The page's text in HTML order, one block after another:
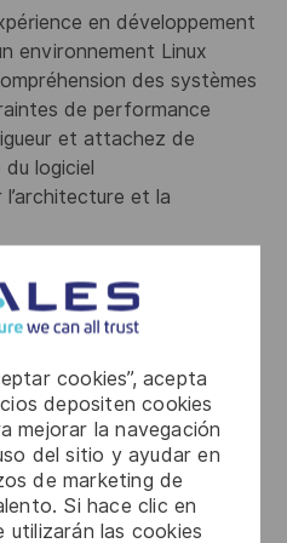
cookies”, acepta
depositen cookies
mejorar la navegación
del sitio y ayudar en
de marketing de
Si hace clic en
utilizarán las cookies
en développement
environnement Linux
des systèmes
de performance
et attachez de
du logiciel
et la
visées (microservices,
…)
sur un système
le sens du relationnel et la
atouts que l'on vous